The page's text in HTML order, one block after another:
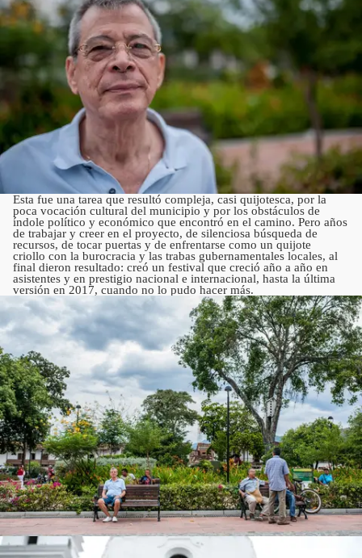
Esta fue una tarea que resultó compleja, casi quijotesca, por la
poca vocación cultural del municipio y por los obstáculos de
índole político y económico que encontró en el camino. Pero años
de trabajar y creer en el proyecto, de silenciosa búsqueda de
recursos, de tocar puertas y de enfrentarse como un quijote
criollo­ con la burocracia y las trabas gubernamentales locales, al
final dieron resultado: creó un festival que creció año a año en
asistentes y en prestigio nacional e internacional, hasta la última
versión en 2017, cuando no lo pudo hacer más.